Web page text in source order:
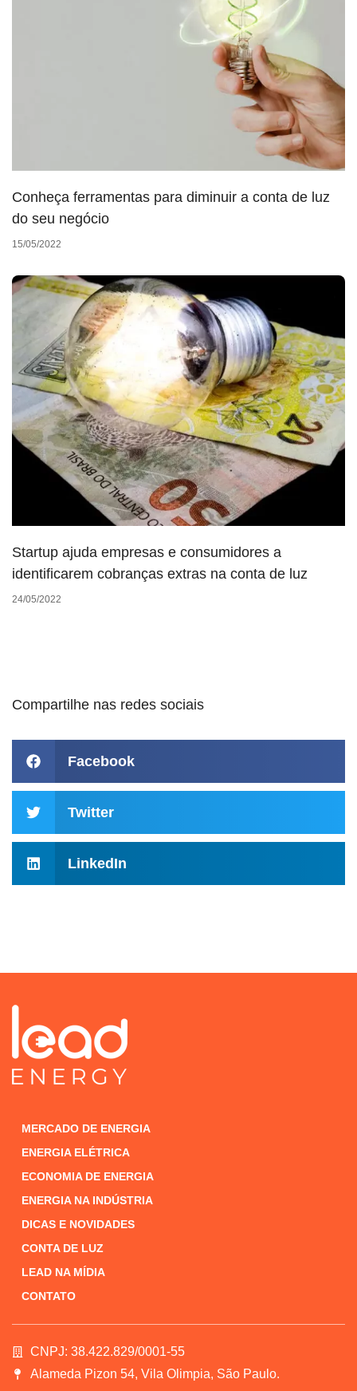
Conheça ferramentas para diminuir a conta de luz
do seu negócio
15/05/2022
Startup ajuda empresas e consumidores a
identificarem cobranças extras na conta de luz
24/05/2022
Compartilhe nas redes sociais
Facebook
Twitter
LinkedIn
MERCADO DE ENERGIA
ENERGIA ELÉTRICA
ECONOMIA DE ENERGIA
ENERGIA NA INDÚSTRIA
DICAS E NOVIDADES
CONTA DE LUZ
LEAD NA MÍDIA
CONTATO
CNPJ: 38.422.829/0001-55
Alameda Pizon 54, Vila Olimpia, São Paulo.